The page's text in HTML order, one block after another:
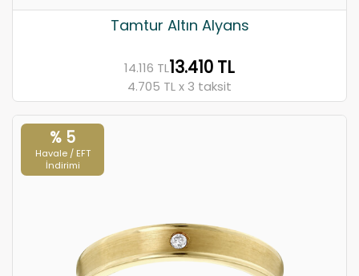
Tamtur Altın Alyans
14.116 TL13.410 TL
4.705 TL x 3 taksit
% 5
Havale / EFT
İndirimi